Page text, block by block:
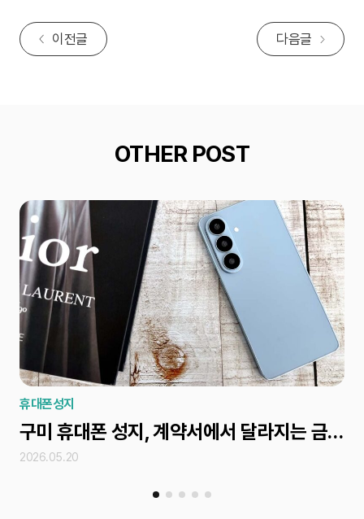
이전글 다음글
OTHER POST
휴대폰성지
구미 휴대폰 성지, 계약서에서 달라지는 금액을 놓치지 않으려면
2026.05.20